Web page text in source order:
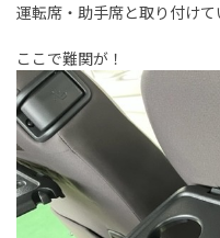
運転席・助手席と取り付けて
ここで難関が！